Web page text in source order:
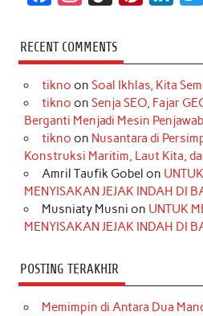
c
e
b
o
k
s
t
a
r
a
m
k
T
o
k
t
e
r
e
s
t
k
e
d
I
n
RECENT COMMENTS
tikno on Soal Ikhlas, Kita
tikno on Senja SEO, Fajar
Berganti Menjadi Mesin Penjawab
tikno on Nusantara di
Konstruksi Maritim, Laut Kita,
Amril Taufik Gobel on
MENYISAKAN JEJAK INDAH DI
Musniaty Musni on UNTUK
MENYISAKAN JEJAK INDAH DI
POSTING TERAKHIR
Memimpin di Antara Dua